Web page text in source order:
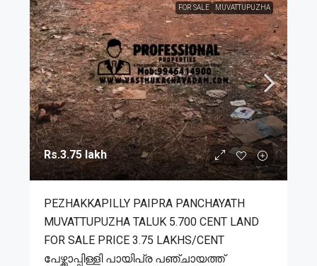
FOR SALE MUVATTUPUZHA
Rs.3.75 lakh
PEZHAKKAPILLY PAIPRA PANCHAYATH
MUVATTUPUZHA TALUK 5.700 CENT LAND
FOR SALE PRICE 3.75 LAKHS/CENT
പേഴ്ക്കാപ്പിള്ളി പായിപ്ര പഞ്ചായത്ത്